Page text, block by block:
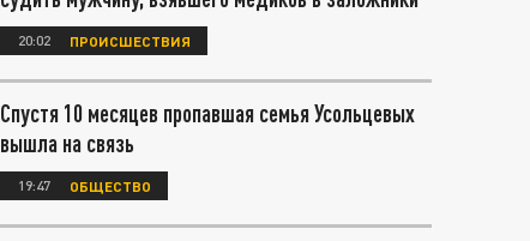
20:02 ПРОИСШЕСТВИЯ
Спустя 10 месяцев пропавшая семья Усольцевых
вышла на связь
19:47 ОБЩЕСТВО